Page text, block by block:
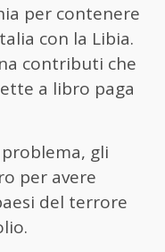
per contenere
con la Libia.
contributi che
a libro paga
gli
per avere
del terrore